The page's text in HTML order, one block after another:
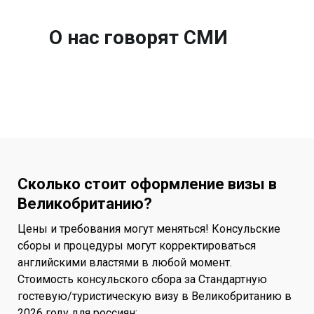
О нас говорят СМИ
Сколько стоит оформление визы в
Великобританию?
Цены и требования могут меняться! Консульские
сборы и процедуры могут корректироваться
английскими властями в любой момент.
Стоимость консульского сбора за Стандартную
гостевую/туристическую визу в Великобританию в